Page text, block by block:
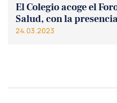
El Colegio acoge el
Salud, con la
24.03.2023